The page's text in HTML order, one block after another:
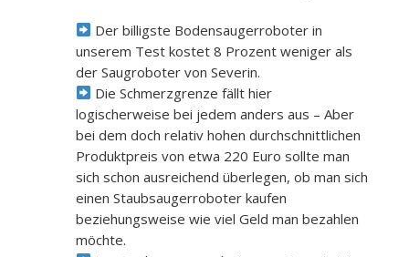
Der billigste Bodensaugerroboter in
unserem Test kostet 8 Prozent weniger als
der Saugroboter von Severin.
Die Schmerzgrenze fällt hier
logischerweise bei jedem anders aus – Aber
bei dem doch relativ hohen durchschnittlichen
Produktpreis von etwa 220 Euro sollte man
sich schon ausreichend überlegen, ob man sich
einen Staubsaugerroboter kaufen
beziehungsweise wie viel Geld man bezahlen
möchte.